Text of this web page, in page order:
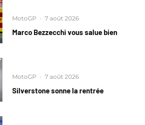
MotoGP · 7 août 2026
Marco Bezzecchi vous salue bien
MotoGP · 7 août 2026
Silverstone sonne la rentrée